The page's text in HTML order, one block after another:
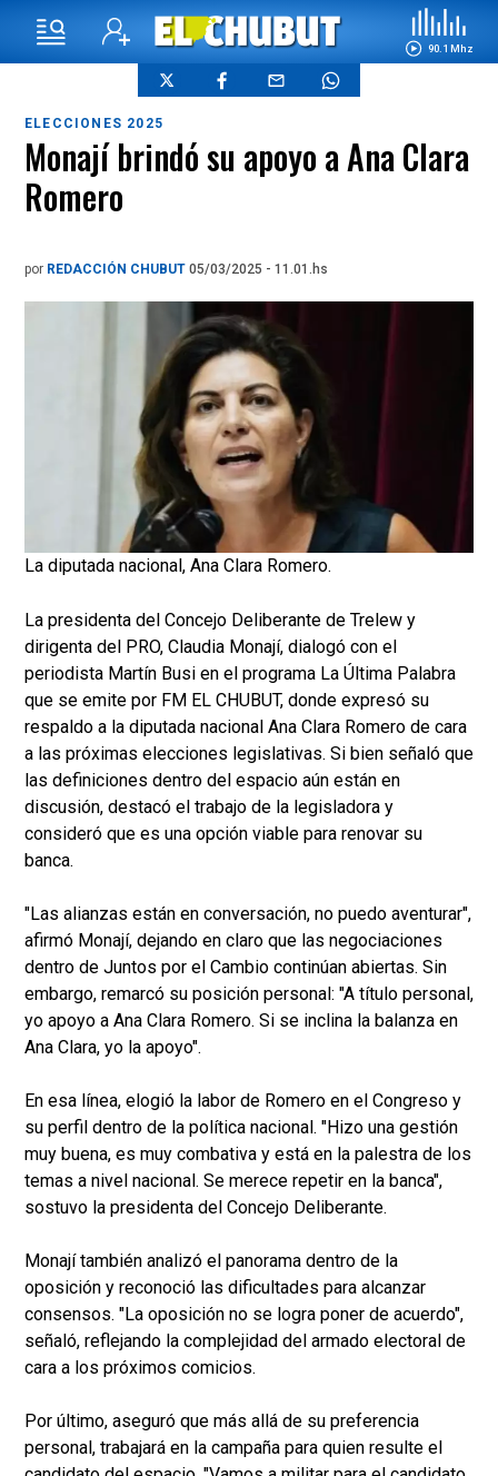
90.1 Mhz
ELECCIONES 2025
Monají brindó su apoyo a Ana Clara
Romero
por REDACCIÓN CHUBUT 05/03/2025 - 11.01.hs
La diputada nacional, Ana Clara Romero.
La presidenta del Concejo Deliberante de Trelew y
dirigenta del PRO, Claudia Monají, dialogó con el
periodista Martín Busi en el programa La Última Palabra
que se emite por FM EL CHUBUT, donde expresó su
respaldo a la diputada nacional Ana Clara Romero de cara
a las próximas elecciones legislativas. Si bien señaló que
las definiciones dentro del espacio aún están en
discusión, destacó el trabajo de la legisladora y
consideró que es una opción viable para renovar su
banca.
"Las alianzas están en conversación, no puedo aventurar",
afirmó Monají, dejando en claro que las negociaciones
dentro de Juntos por el Cambio continúan abiertas. Sin
embargo, remarcó su posición personal: "A título personal,
yo apoyo a Ana Clara Romero. Si se inclina la balanza en
Ana Clara, yo la apoyo".
En esa línea, elogió la labor de Romero en el Congreso y
su perfil dentro de la política nacional. "Hizo una gestión
muy buena, es muy combativa y está en la palestra de los
temas a nivel nacional. Se merece repetir en la banca",
sostuvo la presidenta del Concejo Deliberante.
Monají también analizó el panorama dentro de la
oposición y reconoció las dificultades para alcanzar
consensos. "La oposición no se logra poner de acuerdo",
señaló, reflejando la complejidad del armado electoral de
cara a los próximos comicios.
Por último, aseguró que más allá de su preferencia
personal, trabajará en la campaña para quien resulte el